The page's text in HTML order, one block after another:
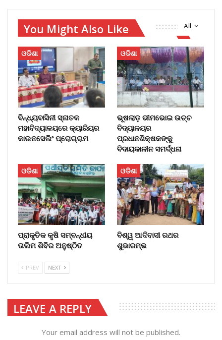
All
You Might Also Like
ଓଡିଶା
ବିନ୍ଧ୍ୟବାସିନୀ ସ୍ନାତକ
ମହାବିଦ୍ୟାଳୟରେ କ୍ୟାରିୟର
କାଉନସେଲିଂ ପ୍ରୋଗ୍ରାମ
ଓଡିଶା
ଭୂଷଲାଡ଼ ଭୀମଭୋଇ ଉଚ୍ଚ
ବିଦ୍ୟାଳୟର
ପ୍ରଧାନଶିକ୍ଷକଙ୍କୁ
ବିଦାୟକାଳୀନ ସମର୍ଦ୍ଧନା
ଓଡିଶା
ପ୍ରାକୃତିକ କୃଷି ସମ୍ବନ୍ଧୀୟ
ତାଲିମ ଶିବିର ଅନୁଷ୍ଠିତ
ଓଡିଶା
ବିଶ୍ୱ ଆଦିବାସୀ ରଥର
ଶୁଭାରମ୍ଭ
PREV NEXT
LEAVE A REPLY
Your email address will not be published.